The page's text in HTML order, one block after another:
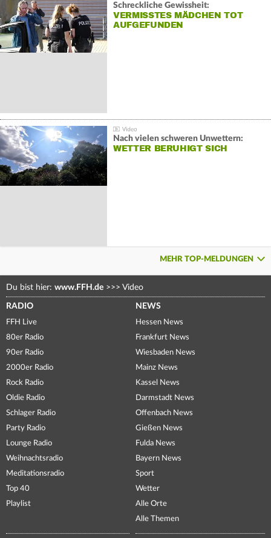
Schreckliche Gewissheit:
VERMISSTES MÄDCHEN TOT
AUFGEFUNDEN
Nach vielen schweren Unwettern:
WETTER BERUHIGT SICH
MEHR TOP-MELDUNGEN
Du bist hier: www.FFH.de >>> Video
RADIO
FFH Live
80er Radio
90er Radio
2000er Radio
Rock Radio
Oldie Radio
Schlager Radio
Party Radio
Lounge Radio
Weihnachtsradio
Meditationsradio
Top 40
Playlist
NEWS
Hessen News
Frankfurt News
Wiesbaden News
Mainz News
Kassel News
Darmstadt News
Offenbach News
Gießen News
Fulda News
Bayern News
Sport
Wetter
Alle Orte
Alle Themen